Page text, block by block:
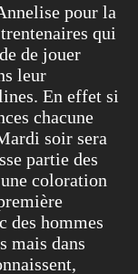
pour la
qui
de jouer
leur
En effet si
chacune
soir sera
partie des
coloration
des hommes
mais dans